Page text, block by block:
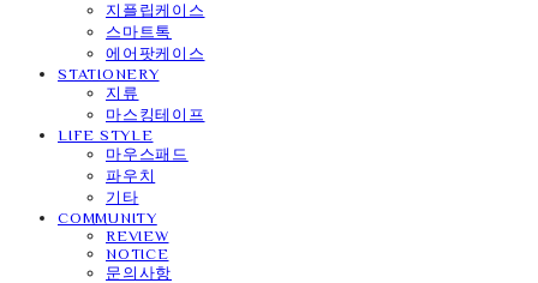
지플립케이스
스마트톡
에어팟케이스
STATIONERY
지류
마스킹테이프
LIFE STYLE
마우스패드
파우치
기타
COMMUNITY
REVIEW
NOTICE
문의사항